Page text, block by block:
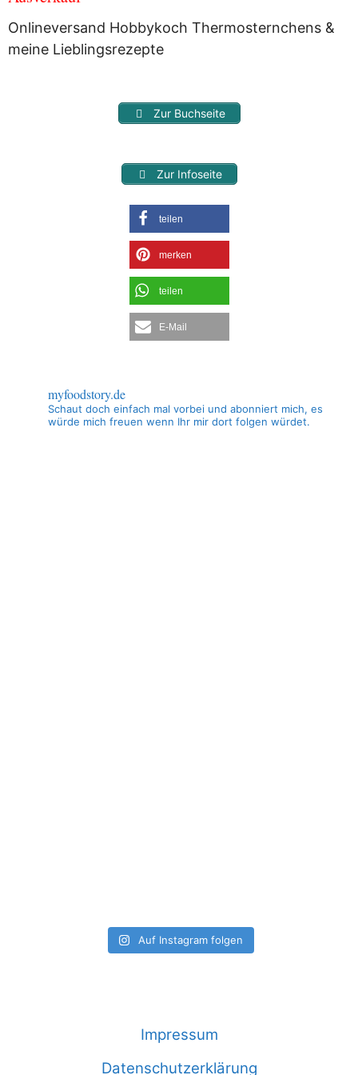
Onlineversand Hobbykoch Thermosternchens &
meine Lieblingsrezepte
Zur Buchseite
Zur Infoseite
teilen
merken
teilen
E-Mail
myfoodstory.de
Schaut doch einfach mal vorbei und abonniert mich, es
würde mich freuen wenn Ihr mir dort folgen würdet.
Auf Instagram folgen
Impressum
Datenschutzerklärung